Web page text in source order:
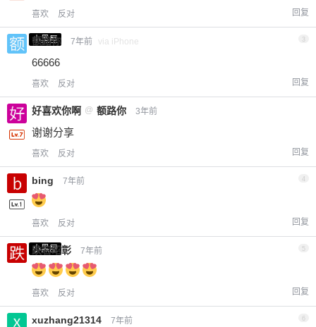
喜欢 反对 回复
小黑屋
额路你 7年前 via iPhone 3
66666
喜欢 反对 回复
好喜欢你啊 @ 额路你 3年前
谢谢分享
喜欢 反对 回复
bing 7年前 4
喜欢 反对 回复
小黑屋
跌宕昭彰 7年前 5
喜欢 反对 回复
xuzhang21314 7年前 6